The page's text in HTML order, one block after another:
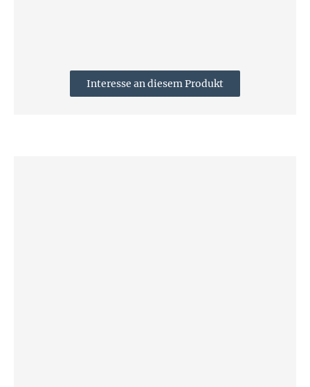
Interesse an diesem Produkt